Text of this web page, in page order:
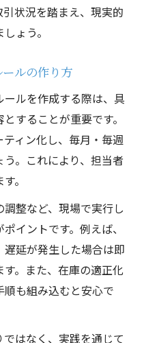
状況を踏まえ、現実的
ょう。
ルの作り方
ルを作成する際は、具
することが重要です。
ィン化し、毎月・毎週
。これにより、担当者
。
整など、現場で実行し
イントです。例えば、
延が発生した場合は即
。また、在庫の適正化
も組み込むと安心で
はなく、実践を通じて